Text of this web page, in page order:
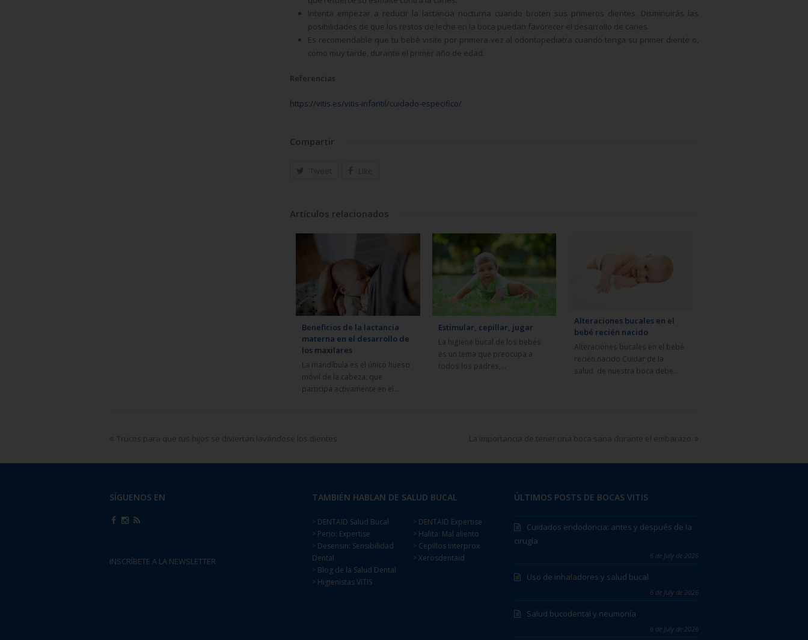
Intenta empezar a reducir la lactancia nocturna cuando broten sus primeros dientes. Disminuirás las
posibilidades de que los restos de leche en la boca puedan favorecer el desarrollo de caries.
Es recomendable que tu bebé visite por primera vez al odontopediatra cuando tenga su primer diente o,
como muy tarde, durante el primer año de edad.
Referencias
https://vitis.es/vitis-infantil/cuidado-especifico/
Compartir
Artículos relacionados
Beneficios de la lactancia
materna en el desarrollo de
los maxilares
La mandíbula es el único hueso
móvil de la cabeza, que
participa activamente en el…
Estimular, cepillar, jugar
La higiene bucal de los bebés
es un tema que preocupa a
todos los padres,…
Alteraciones bucales en el
bebé recién nacido
Alteraciones bucales en el bebé
recién nacido Cuidar de la
salud de nuestra boca debe…
Trucos para que tus hijos se diviertan lavándose los dientes La importancia de tener una boca sana durante el embarazo
SÍGUENOS EN
INSCRÍBETE A LA NEWSLETTER
TAMBIÉN HABLAN DE SALUD BUCAL
> DENTAID Salud Bucal
> Perio: Expertise
> Desensin: Sensibilidad
Dental
> Blog de la Salud Dental
> Higienistas VITIS
> DENTAID Expertise
> Halita: Mal aliento
> Cepillos Interprox
> Xerosdentaid
ÚLTIMOS POSTS DE BOCAS VITIS
Cuidados endodoncia: antes y después de la
cirugía
6 de July de 2026
Uso de inhaladores y salud bucal
6 de July de 2026
Salud bucodental y neumonía
6 de July de 2026